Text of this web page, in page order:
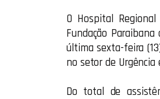
O Hospital
Fundação
última sexta-feira
no setor de Urgência
Do total de